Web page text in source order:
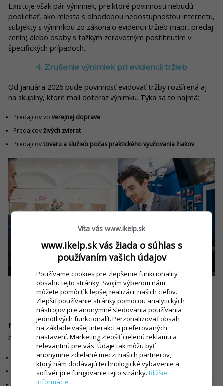
Existuje však pár výnimiek, pre ktoré povinnosti nebudú
podliehať, ako miesta s dlhodobou nedostupnosťou internetu,
subjekty s výnimkou zo zákona o evidencii tržieb (napr. predaj
cenín) alebo osoby s tažkým zdravotným postihnutím v
špecifických prípadoch.
4. Zrušenie výnimiek pri evidencii tržieb
Od januára 2026 bude povinnosť evidovať tržby rozšírená aj
na skupiny, ktoré mali doteraz výnimku. Týka sa to najmä:
Predajcov vo verejnej doprave
Predajcovživých zvierat
Predajcovtovaru a služieb počas praktického vyučovania žiakov
5. Prísnejšie pravidlá pri výpadku pokladnice
Nové pravidlá pri výpadku pokladnice sú prísnejšie, ako tomu
bolo doposiaľ:
Poruchu treba nahlásiťdo konca pracovného dňa
Obnoviť prevádzku najneskôrdo 96 hodín
Zabezpečiť ochranu dát a správne doposielať tržby hneď
Víta vás www.ikelp.sk
www.ikelp.sk vás žiada o súhlas s
používaním vašich údajov
Používame cookies pre zlepšenie funkcionality
obsahu tejto stránky. Svojím výberom nám
môžete pomôcť k lepšej realizácii našich cieľov.
Zlepšiť používanie stránky pomocou analytických
nástrojov pre anonymné sledovania používania
jednotlivých funkcionalít. Perzonalizovať obsah
na základe vašej interakci a preferovaných
nastavení. Marketing zlepšiť cielenú reklamu a
relevantnú pre vás. Údaje tak môžu byť
anonymne zdielané medzi našich partnerov,
ktorý nám dodávajú technologické vybavenie a
softvér pre fungovanie tejto stránky.Bližšie
informácie